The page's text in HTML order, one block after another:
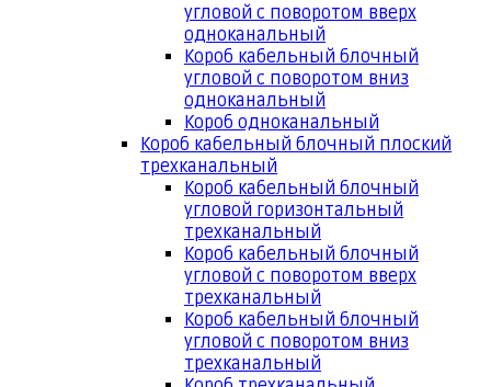
угловой с поворотом вверх
одноканальный
Короб кабельный блочный
угловой с поворотом вниз
одноканальный
Короб одноканальный
Короб кабельный блочный плоский
трехканальный
Короб кабельный блочный
угловой горизонтальный
трехканальный
Короб кабельный блочный
угловой с поворотом вверх
трехканальный
Короб кабельный блочный
угловой с поворотом вниз
трехканальный